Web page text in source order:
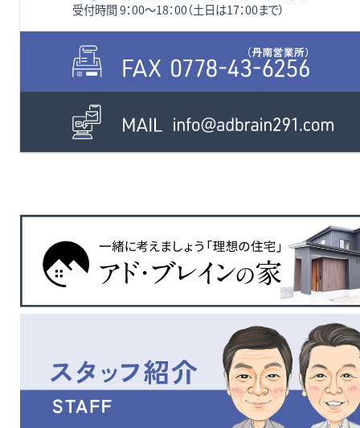
受付時間 9：00〜18：00（土日は17：00まで）